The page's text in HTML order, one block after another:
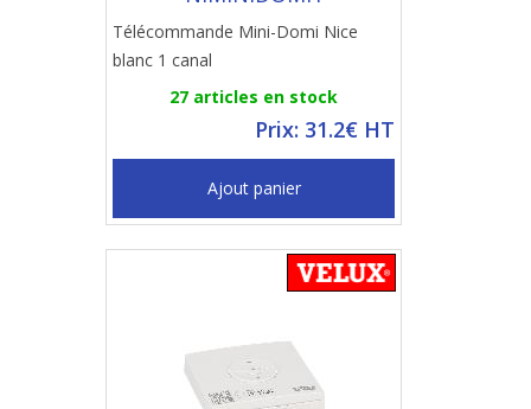
Télécommande Mini-Domi Nice
blanc 1 canal
27 articles en stock
Prix: 31.2€ HT
Ajout panier